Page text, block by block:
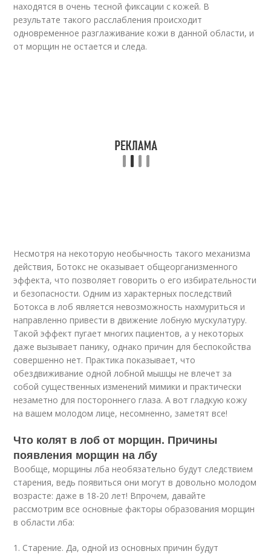
находятся в очень тесной фиксации с кожей. В
результате такого расслабления происходит
одновременное разглаживание кожи в данной области, и
от морщин не остается и следа.
Несмотря на некоторую необычность такого механизма
действия, Ботокс не оказывает общеорганизменного
эффекта, что позволяет говорить о его избирательности
и безопасности. Одним из характерных последствий
Ботокса в лоб является невозможность нахмуриться и
направленно привести в движение лобную мускулатуру.
Такой эффект пугает многих пациентов, а у некоторых
даже вызывает панику, однако причин для беспокойства
совершенно нет. Практика показывает, что
обездвиживание одной лобной мышцы не влечет за
собой существенных изменений мимики и практически
незаметно для постороннего глаза. А вот гладкую кожу
на вашем молодом лице, несомненно, заметят все!
Что колят в лоб от морщин. Причины
появления морщин на лбу
Вообще, морщины лба необязательно будут следствием
старения, ведь появиться они могут в довольно молодом
возрасте: даже в 18-20 лет! Впрочем, давайте
рассмотрим все основные факторы образования морщин
в области лба:
1. Старение. Да, одной из основных причин будут